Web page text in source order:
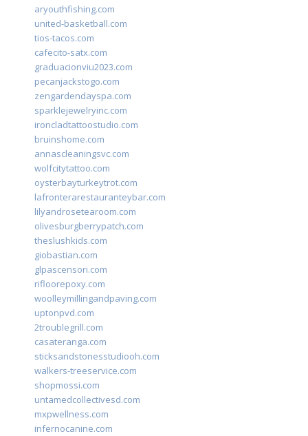
aryouthfishing.com
united-basketball.com
tios-tacos.com
cafecito-satx.com
graduacionviu2023.com
pecanjackstogo.com
zengardendayspa.com
sparklejewelryinc.com
ironcladtattoostudio.com
bruinshome.com
annascleaningsvc.com
wolfcitytattoo.com
oysterbayturkeytrot.com
lafronterarestauranteybar.com
lilyandrosetearoom.com
olivesburgberrypatch.com
theslushkids.com
giobastian.com
glpascensori.com
rifloorepoxy.com
woolleymillingandpaving.com
uptonpvd.com
2troublegrill.com
casateranga.com
sticksandstonesstudiooh.com
walkers-treeservice.com
shopmossi.com
untamedcollectivesd.com
mxpwellness.com
infernocanine.com